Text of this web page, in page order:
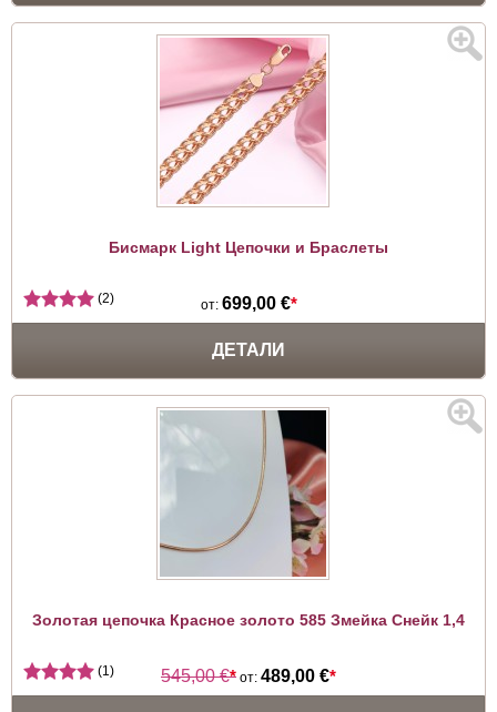
Бисмарк Light Цепочки и Браслеты
от: 699,00 €*
(2)
ДЕТАЛИ
Золотая цепочка Красное золото 585 Змейка Снейк 1,4
545,00 €* от: 489,00 €*
(1)